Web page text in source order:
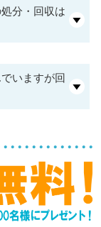
分・回収は
いますが回